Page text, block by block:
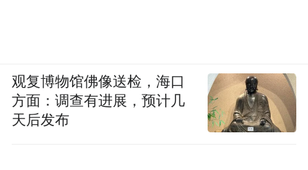
观复博物馆佛像送检，海口
方面：调查有进展，预计几
天后发布